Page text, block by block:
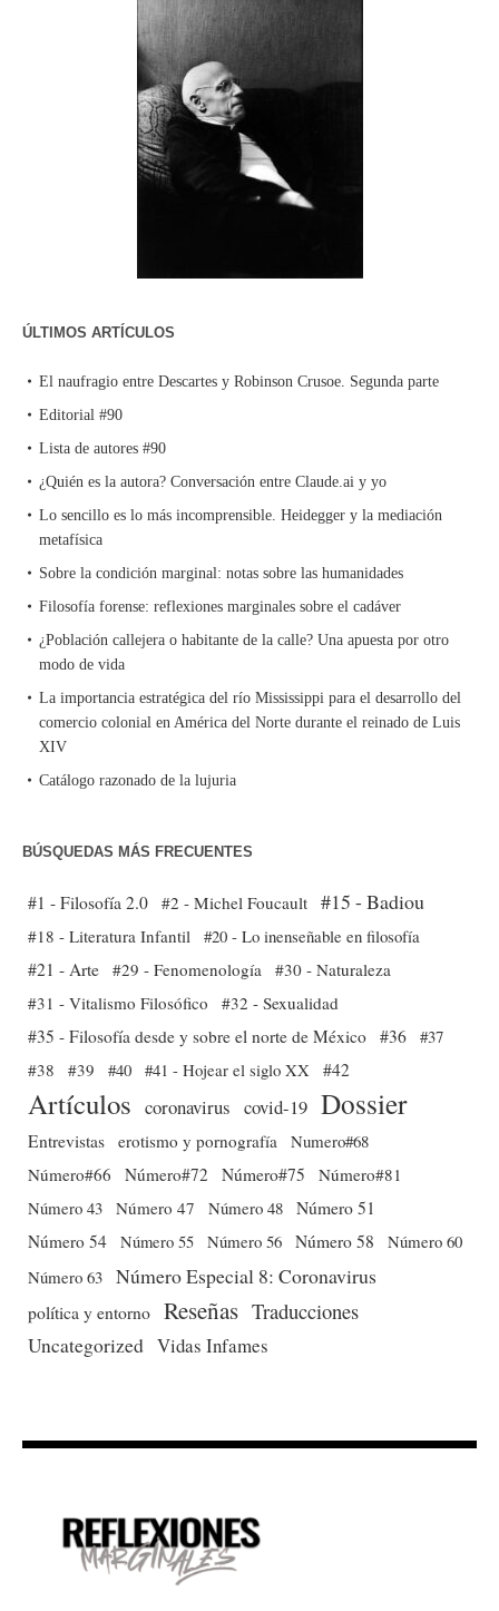
ÚLTIMOS ARTÍCULOS
El naufragio entre Descartes y Robinson Crusoe. Segunda parte
Editorial #90
Lista de autores #90
¿Quién es la autora? Conversación entre Claude.ai y yo
Lo sencillo es lo más incomprensible. Heidegger y la mediación
metafísica
Sobre la condición marginal: notas sobre las humanidades
Filosofía forense: reflexiones marginales sobre el cadáver
¿Población callejera o habitante de la calle? Una apuesta por otro
modo de vida
La importancia estratégica del río Mississippi para el desarrollo del
comercio colonial en América del Norte durante el reinado de Luis
XIV
Catálogo razonado de la lujuria
BÚSQUEDAS MÁS FRECUENTES
#1 - Filosofía 2.0 #2 - Michel Foucault #15 - Badiou
#18 - Literatura Infantil #20 - Lo inenseñable en filosofía
#21 - Arte #29 - Fenomenología
#30 - Naturaleza
#31 - Vitalismo Filosófico
#32 - Sexualidad
#35 - Filosofía desde y sobre el norte de México #36 #37
#38
#39 #40 #41 - Hojear el siglo XX #42
Artículos coronavirus covid-19 Dossier
Entrevistas erotismo y pornografía
Numero#68
Número#66
Número#72 Número#75
Número#81
Número 43 Número 47 Número 48 Número 51
Número 54 Número 55 Número 56 Número 58
Número 60
Número 63 Número Especial 8: Coronavirus
política y entorno Reseñas Traducciones
Uncategorized Vidas Infames